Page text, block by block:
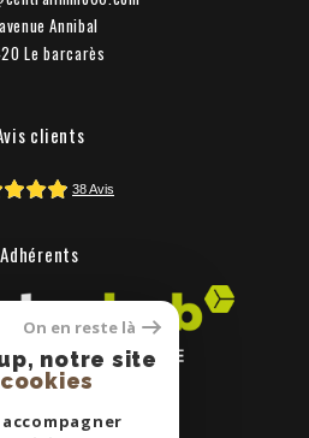
Annibal
le barcarès
clients
Adhérents
On en reste là
notre site